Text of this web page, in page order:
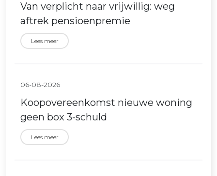
Van verplicht naar vrijwillig: weg
aftrek pensioenpremie
Lees meer
06-08-2026
Koopovereenkomst nieuwe woning
geen box 3-schuld
Lees meer